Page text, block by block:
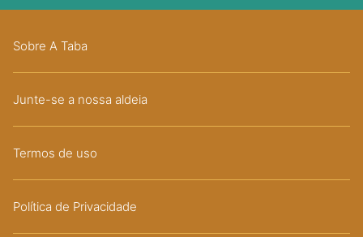
Sobre A Taba
Junte-se a nossa aldeia
Termos de uso
Política de Privacidade